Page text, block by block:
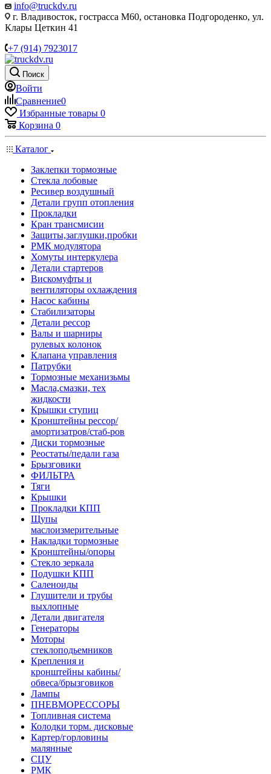
info@truckdv.ru
г. Владивосток, гострасса М60, остановка Подгороденко, ул.
Клары Цеткин 41
+7 (914) 7923017
Поиск
Войти
Сравнение0
Избранные товары 0
Корзина 0
Каталог
Заклепки тормозные
Стекла лобовые
Ресивер воздушный
Детали групп отопления
Прокладки
Кран трансмисии
Защиты,заглушки,пробки
РМК модулятора
Хомуты интеркулера
Детали стартеров
Вискомуфты и
вентиляторы охлаждения
Насос кабины
Стабилизаторы
Детали рессор
Валы и шарниры
рулевых колонок
Клапана управления
Патрубки
Тормозные механизьмы
Масла,смазки, тех
жидкости
Крышки ступиц
Кронштейны рессор/
амортизатров/стаб-ров
Диски тормозные
Реостаты/педали газа
Брызговики
ФИЛЬТРА
Тяги
Крышки
Прокладки КПП
Щупы
маслоизмерительные
Накладки тормозные
Кронштейны/опоры
Стекло зеркала
Подушки КПП
Саленоиды
Глушители и трубы
выхлопные
Детали двигателя
Генераторы
Моторы
стеклоподьемников
Крепления и
кронштейны кабины/
обвеса/брызговиков
Лампы
ПНЕВМОРЕССОРЫ
Топливная система
Колодки торм. дисковые
Картер/горловины
малянные
СЦУ
РМК